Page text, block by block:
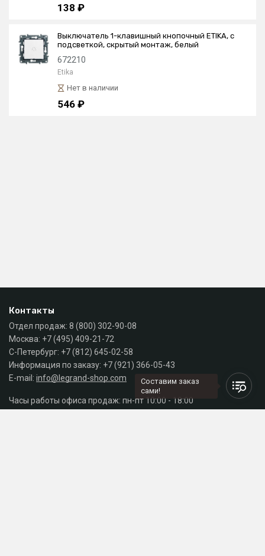
138 ₽
Выключатель 1-клавишный кнопочный ETIKA, с
подсветкой, скрытый монтаж, белый
672210
Etika
Нет в наличии
546 ₽
Контакты
Отдел продаж: 8 (800) 302-90-08
Москва: +7 (495) 409-21-72
С-Петербург: +7 (812) 645-02-58
Информация по заказу: +7 (921) 366-05-43
E-mail: info@legrand-shop.com
Часы работы офиса продаж: пн-пт 10:00 - 18:00
Составим заказ
сами!